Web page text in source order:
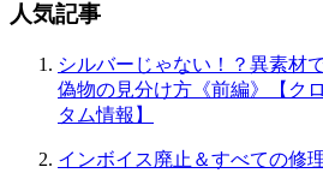
人気記事
シルバーじゃない！？異素材
偽物の見分け方《前編》【ク
タム情報】
インボイス廃止＆すべての修